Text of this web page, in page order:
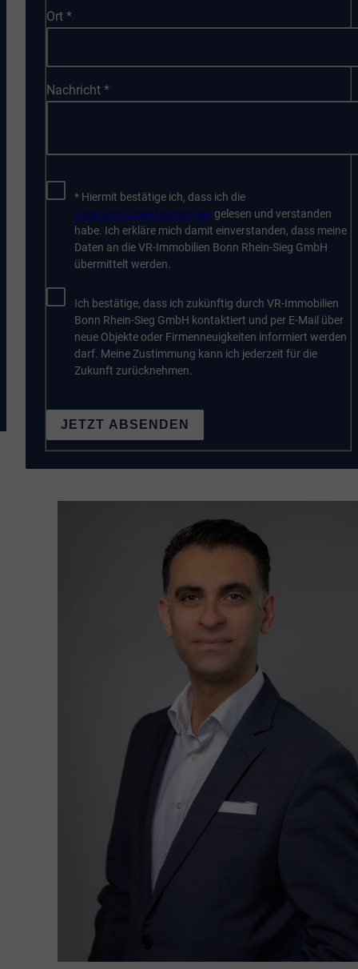
Ort*
Nachricht*
* Hiermit bestätige ich, dass ich die
Datenschutzbestimmungen gelesen und verstanden
habe. Ich erkläre mich damit einverstanden, dass meine
Daten an die VR-Immobilien Bonn Rhein-Sieg GmbH
übermittelt werden.
Ich bestätige, dass ich zukünftig durch VR-Immobilien
Bonn Rhein-Sieg GmbH kontaktiert und per E-Mail über
neue Objekte oder Firmenneuigkeiten informiert werden
darf. Meine Zustimmung kann ich jederzeit für die
Zukunft zurücknehmen.
JETZT ABSENDEN